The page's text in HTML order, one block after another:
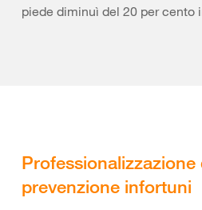
piede diminuì del 20 per cento
Professionalizzazione
prevenzione infortuni